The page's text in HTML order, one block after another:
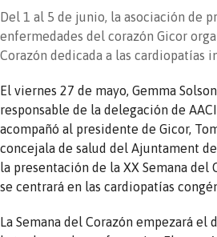
Del 1 al 5 de junio, la asociación de
enfermedades del corazón Gicor
Corazón dedicada a las cardiopatías
El viernes 27 de mayo, Gemma
responsable de la delegación de
acompañó al presidente de Gicor,
concejala de salud del Ajuntament de
la presentación de la XX Semana del
se centrará en las cardiopatías
La Semana del Corazón empezará el